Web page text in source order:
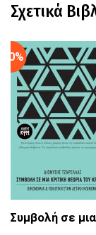
Σχετικά
Συμβολή σε